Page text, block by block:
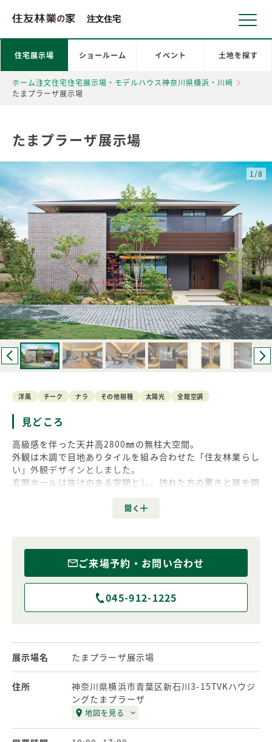
注文住宅
ホーム注文住宅住宅展示場・モデルハウス神奈川県横浜・川崎
たまプラーザ展示場
住宅展示場 ショールーム イベント 土地を探す
たまプラーザ展示場
1/8
洋風 チーク ナラ その他樹種 太陽光 全館空調
見どころ
高級感を伴った天井高2800㎜の無柱大空間。
外観は木調で目地ありタイルを組み合わせた「住友林業らし
い」外観デザインとしました。
玄関ホールは抜けのある空間とし、訪れた方の驚きと扉を開
2階床は新規設定のアッシュ材を用い明るく爽やかな印象に
なっております。ご来場予約・お問い合わせ
045-912-1225
展示場名 たまプラーザ展示場
住所
神奈川県横浜市青葉区新石川3-15TVKハウジ
ングたまプラーザ
地図を見る